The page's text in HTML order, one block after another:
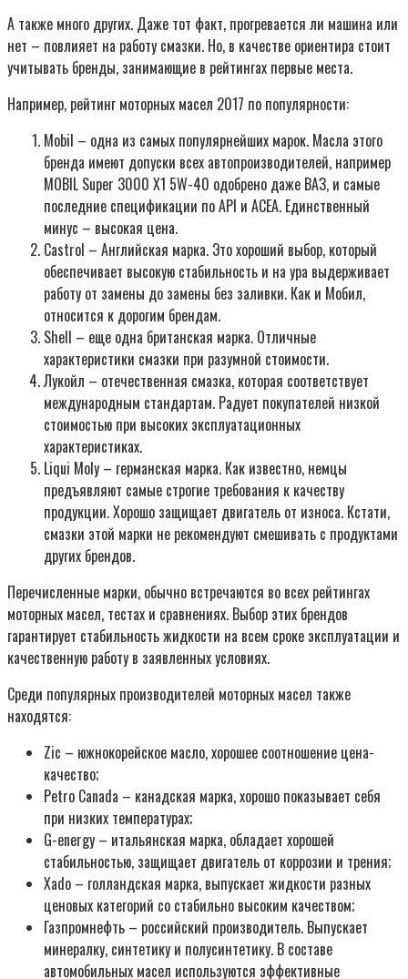
А также много других. Даже тот факт, прогревается ли машина или
нет – повлияет на работу смазки. Но, в качестве ориентира стоит
учитывать бренды, занимающие в рейтингах первые места.
Например, рейтинг моторных масел 2017 по популярности:
Mobil – одна из самых популярнейших марок. Масла этого
бренда имеют допуски всех автопроизводителей, например
MOBIL Super 3000 X1 5W-40 одобрено даже ВАЗ, и самые
последние спецификации по API и ACEA. Единственный
минус – высокая цена.
Castrol – Английская марка. Это хороший выбор, который
обеспечивает высокую стабильность и на ура выдерживает
работу от замены до замены без заливки. Как и Мобил,
относится к дорогим брендам.
Shell – еще одна британская марка. Отличные
характеристики смазки при разумной стоимости.
Лукойл – отечественная смазка, которая соответствует
международным стандартам. Радует покупателей низкой
стоимостью при высоких эксплуатационных
характеристиках.
Liqui Moly – германская марка. Как известно, немцы
предъявляют самые строгие требования к качеству
продукции. Хорошо защищает двигатель от износа. Кстати,
смазки этой марки не рекомендуют смешивать с продуктами
других брендов.
Перечисленные марки, обычно встречаются во всех рейтингах
моторных масел, тестах и сравнениях. Выбор этих брендов
гарантирует стабильность жидкости на всем сроке эксплуатации и
качественную работу в заявленных условиях.
Среди популярных производителей моторных масел также
находятся:
Zic – южнокорейское масло, хорошее соотношение цена-
качество;
Petro Canada – канадская марка, хорошо показывает себя
при низких температурах;
G-energy – итальянская марка, обладает хорошей
стабильностью, защищает двигатель от коррозии и трения;
Xado – голландская марка, выпускает жидкости разных
ценовых категорий со стабильно высоким качеством;
Газпромнефть – российский производитель. Выпускает
минералку, синтетику и полусинтетику. В составе
автомобильных масел используются эффективные